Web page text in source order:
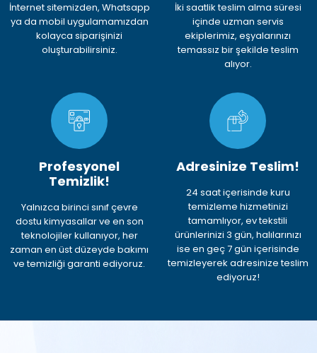
İnternet sitemizden, Whatsapp
ya da mobil uygulamamızdan
kolayca siparişinizi
oluşturabilirsiniz.
İki saatlik teslim alma süresi
içinde uzman servis
ekiplerimiz, eşyalarınızı
temassız bir şekilde teslim
alıyor.
Profesyonel
Temizlik!
Yalnızca birinci sınıf çevre
dostu kimyasallar ve en son
teknolojiler kullanıyor, her
zaman en üst düzeyde bakımı
ve temizliği garanti ediyoruz.
Adresinize Teslim!
24 saat içerisinde kuru
temizleme hizmetinizi
tamamlıyor, ev tekstili
ürünlerinizi 3 gün, halılarınızı
ise en geç 7 gün içerisinde
temizleyerek adresinize teslim
ediyoruz!